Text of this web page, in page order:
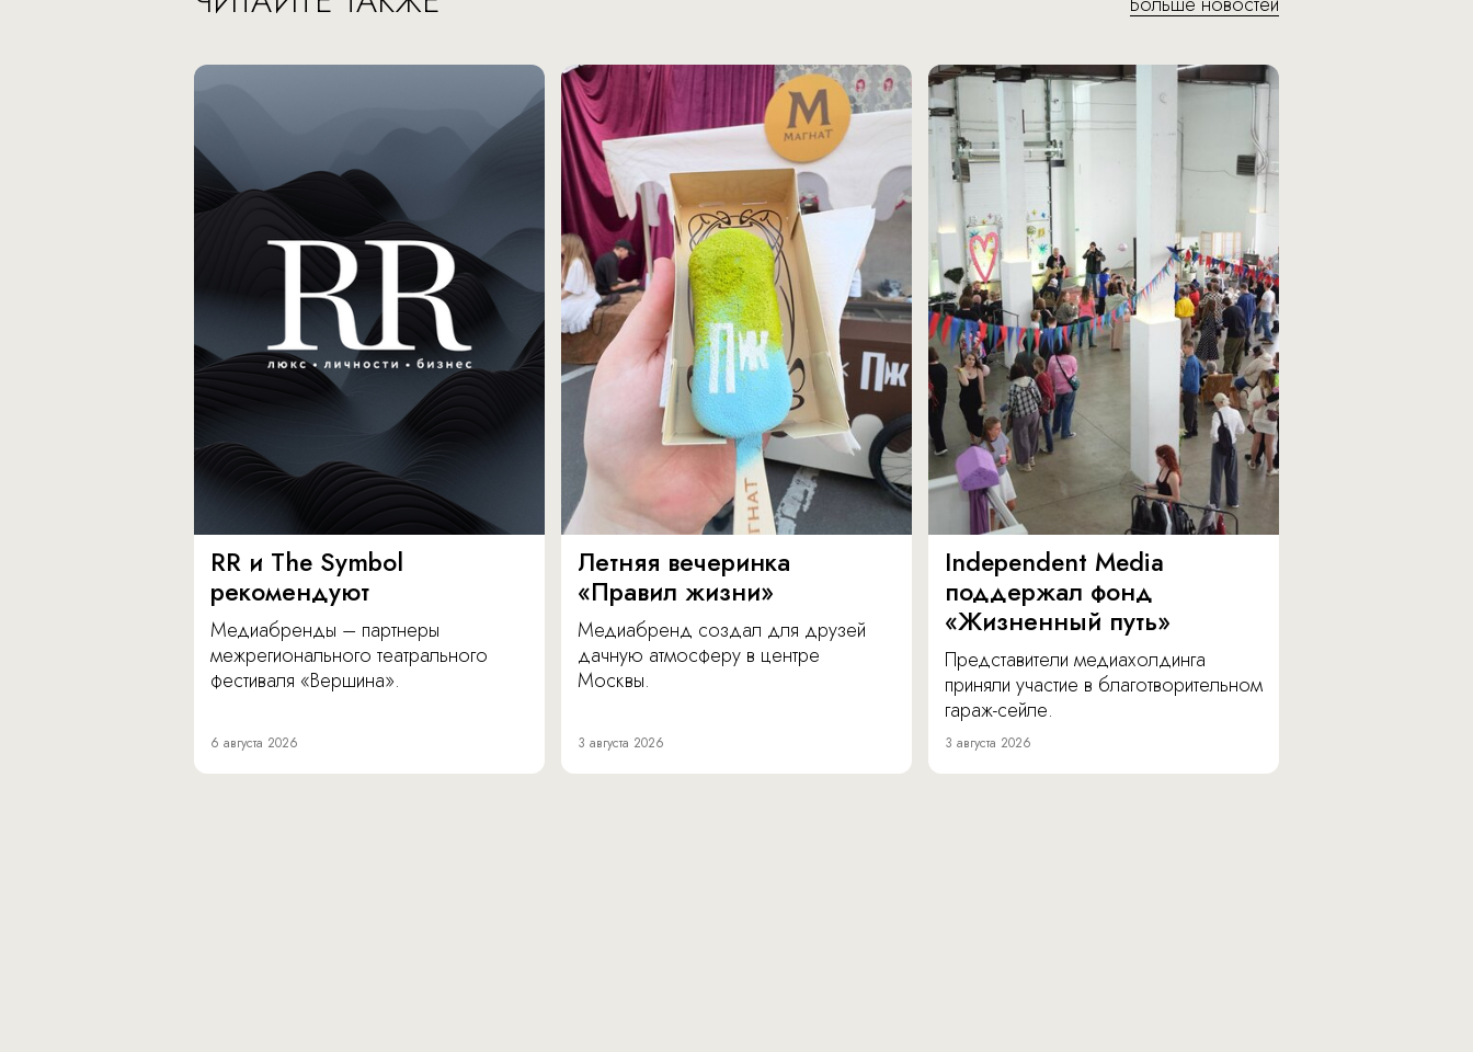
RR и The Symbol
рекомендуют
Медиабренды – партнеры
межрегионального театрального
фестиваля «Вершина».
6 августа 2026
Летняя вечеринка
«Правил жизни»
Медиабренд создал для друзей
дачную атмосферу в центре
Москвы.
3 августа 2026
Independent Media
поддержал фонд
«Жизненный путь»
Представители медиахолдинга
приняли участие в благотворительном
гараж-сейле.
3 августа 2026